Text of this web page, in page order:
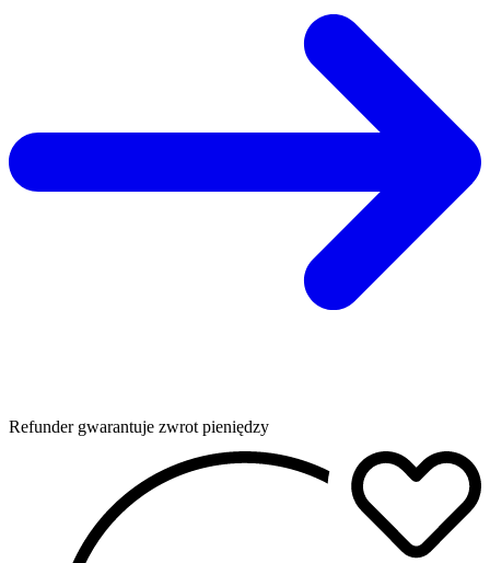
Refunder gwarantuje zwrot pieniędzy